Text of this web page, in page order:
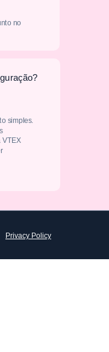
Privacy Policy
no
simples.
VTEX